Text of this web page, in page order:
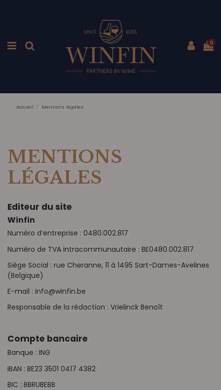
0
Accueil Mentions légales
MENTIONS
LÉGALES
Editeur du site
Winfin
Numéro d’entreprise : 0480.002.817
Numéro de TVA intracommunautaire : BE0480.002.817
Siège Social : rue Cheranne, 11 à 1495 Sart-Dames-Avelines
(Belgique)
E-mail : info@winfin.be
Responsable de la rédaction : Vrielinck Benoît
Compte bancaire
Banque : ING
IBAN : BE23 3501 0417 4382
BIC : BBRUBEBB